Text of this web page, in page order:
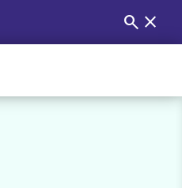
Buscar:
search close